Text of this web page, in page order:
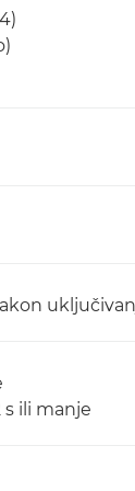
s ili manje